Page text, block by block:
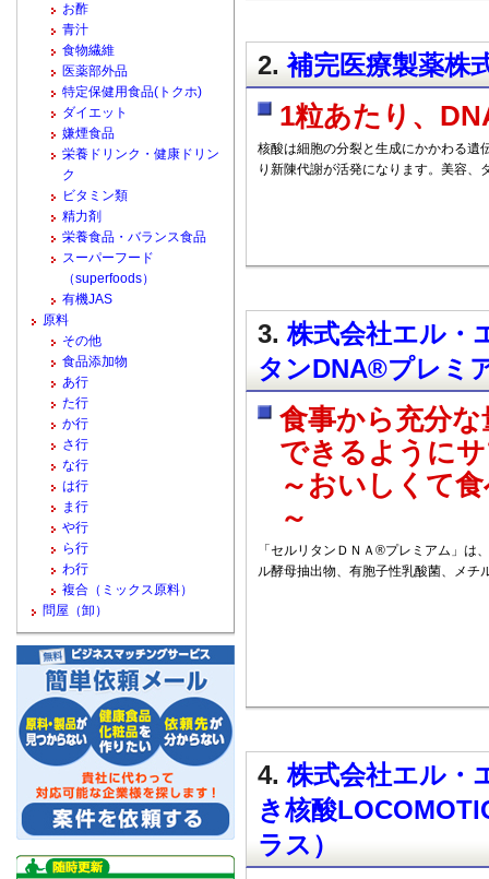
2.補完医療製薬株
1粒あたり、
核酸は細胞の分裂と生成にかかわる遺
り新陳代謝が活発になります。美容、
3.株式会社エル・
タンDNA®プレミ
食事から充分
できるように
～おいしくて
～
「セルリタンＤＮＡ®プレミアム」は
ル酵母抽出物、有胞子性乳酸菌、メチ
4.株式会社エル・
き核酸
ラス）
お酢
青汁
食物繊維
医薬部外品
特定保健用食品(トクホ)
ダイエット
嫌煙食品
栄養ドリンク・健康ドリン
ク
ビタミン類
精力剤
栄養食品・バランス食品
スーパーフード
（superfoods）
有機JAS
原料
その他
食品添加物
あ行
た行
か行
さ行
な行
は行
ま行
や行
ら行
わ行
複合（ミックス原料）
問屋（卸）